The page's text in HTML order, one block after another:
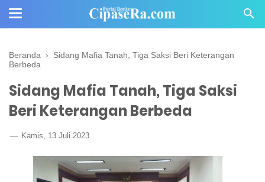
Beranda › Sidang Mafia Tanah, Tiga Saksi Beri Keterangan
Berbeda
Sidang Mafia Tanah, Tiga Saksi
Beri Keterangan Berbeda
Kamis, 13 Juli 2023